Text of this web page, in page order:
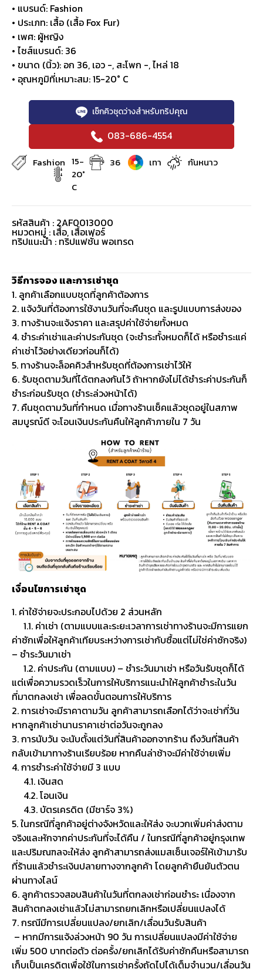
• แบรนด์: Fashion
• ประเภท: เสื้อ (เสื้อ Fox Fur)
• เพศ: ผู้หญิง
• ไซส์แบรนด์: 36
• ขนาด (นิ้ว): อก 36, เอว -, สะโพก -, ไหล่ 18
• อุณหภูมิที่เหมาะสม: 15-20° C
เช็กคิวชุดว่างสำหรับทริปคุณ
083-686-4554
Fashion 15-
20°
C
36 เทา กันหนาว
รหัสสินค้า : 2AF0013000
หมวดหมู่ : เสื้อ, เสื้อเฟอร์
ทริปแนะนำ : ทริปแฟชั่น พอเทรด
วิธีการจอง และการเช่าชุด
1. ลูกค้าเลือกแบบชุดที่ลูกค้าต้องการ
2. แจ้งวันที่ต้องการใช้งานวันที่จะคืนชุด และรูปแบบการส่งของ
3. ทางร้านจะแจ้งราคา และสรุปค่าใช้จ่ายทั้งหมด
4. ชำระค่าเช่าและค่าประกันชุด (จะชำระทั้งหมดก็ได้ หรือชำระแค่
ค่าเช่าไว้อย่างเดียวก่อนก็ได้)
5. ทางร้านจะล็อคคิวสำหรับชุดที่ต้องการเช่าไว้ให้
6. รับชุดตามวันที่ได้ตกลงกันไว้ ถ้าหากยังไม่ได้ชำระค่าประกันก็
ชำระก่อนรับชุด (ชำระล่วงหน้าได้)
7. คืนชุดตามวันที่กำหนด เมื่อทางร้านเช็คแล้วชุดอยู่ในสภาพ
สมบูรณ์ดี จะโอนเงินประกันคืนให้ลูกค้าภายใน 7 วัน
เงื่อนไขการเช่าชุด
1. ค่าใช้จ่ายจะประกอบไปด้วย 2 ส่วนหลัก
1.1. ค่าเช่า (ตามแบบและระยะเวลาการเช่าทางร้านจะมีการแยก
ค่าซักเพื่อให้ลูกค้าเทียบระหว่างการเช่ากับซื้อแต่ไม่ใช่ค่าซักจริง)
– ชำระวันมาเช่า
1.2. ค่าประกัน (ตามแบบ) – ชำระวันมาเช่า หรือวันรับชุดก็ได้
แต่เพื่อความรวดเร็วในการให้บริการแนะนำให้ลูกค้าชำระในวัน
ที่มาตกลงเช่า เพื่อลดขั้นตอนการให้บริการ
2. การเช่าจะมีราคาตามวัน ลูกค้าสามารถเลือกได้ว่าจะเช่ากี่วัน
หากลูกค้าเช่านานราคาเช่าต่อวันจะถูกลง
3. การนับวัน จะนับตั้งแต่วันที่สินค้าออกจากร้าน ถึงวันที่สินค้า
กลับเข้ามาทางร้านเรียบร้อย หากคืนล่าช้าจะมีค่าใช้จ่ายเพิ่ม
4. การชำระค่าใช้จ่ายมี 3 แบบ
4.1. เงินสด
4.2. โอนเงิน
4.3. บัตรเครดิต (มีชาร์จ 3%)
5. ในกรณีที่ลูกค้าอยู่ต่างจังหวัดและให้ส่ง จะบวกเพิ่มค่าส่งตาม
จริงและหักจากค่าประกันที่จะได้คืน / ในกรณีที่ลูกค้าอยู่กรุงเทพ
และปริมณฑลจะให้ส่ง ลูกค้าสามารถส่งแมสเซ็นเจอร์ให้เข้ามารับ
ที่ร้านแล้วชำระเงินปลายทางจากลูกค้า โดยลูกค้ายืนยันตัวตน
ผ่านทางไลน์
6. ลูกค้าตรวจสอบสินค้าในวันที่ตกลงเช่าก่อนชำระ เนื่องจาก
สินค้าตกลงเช่าแล้วไม่สามารถยกเลิกหรือเปลี่ยนแปลงได้
7. กรณีมีการเปลี่ยนแปลง/ยกเลิก/เลื่อนวันรับสินค้า
– หากมีการแจ้งล่วงหน้า 90 วัน การเปลี่ยนแปลงมีค่าใช้จ่าย
เพิ่ม 500 บาทต่อตัว ต่อครั้ง/ยกเลิกได้รับค่าซักคืนหรือสามารถ
เก็บเป็นเครดิตเพื่อใช้ในการเช่าครั้งถัดไปได้เต็มจำนวน/เลื่อนวัน